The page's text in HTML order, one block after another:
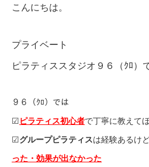
こんにちは。
プライベート
ピラティススタジオ９６（ｸﾛ）
９６（ｸﾛ）では
☑︎ピラティス初心者で丁寧に教えて
☑︎グループピラティスは経験あるけ
った・効果が出なかった